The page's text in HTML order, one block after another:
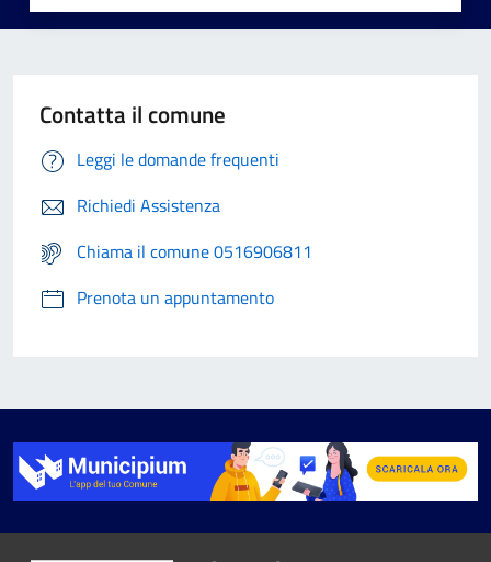
Contatta il comune
Leggi le domande frequenti
Richiedi Assistenza
Chiama il comune 0516906811
Prenota un appuntamento